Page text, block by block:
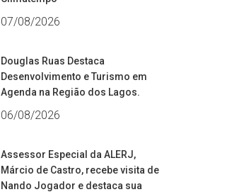
07/08/2026
Douglas Ruas Destaca
Desenvolvimento e Turismo em
Agenda na Região dos Lagos.
06/08/2026
Assessor Especial da ALERJ,
Márcio de Castro, recebe visita de
Nando Jogador e destaca sua